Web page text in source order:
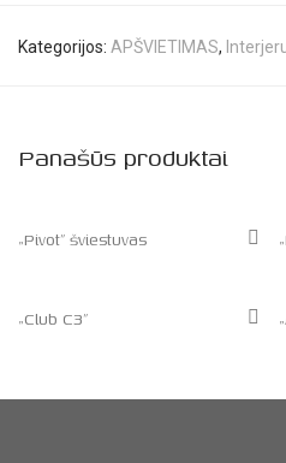
Kategorijos: APŠVIETIMAS,
Panašūs produktai
„Pivot” šviestuvas
„Club C3”